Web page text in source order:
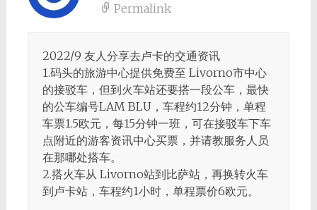
Permalink
2022/9 友人分享去卢卡的交通资讯
1.码头的旅游中心提供免费至 Livorno市中心
的接驳车，但到火车站还要搭一段公车，最快
的公车编号LAM BLU，车程约12分钟，单程
车票1.5欧元，每15分钟一班，可在接驳车下车
点附近的游客资讯中心买票，并请教服务人员
在那哪处搭车。
2.搭火车从 Livorno站到比萨站，再换转火车
到卢卡站，车程约1小时，单程票价6欧元。